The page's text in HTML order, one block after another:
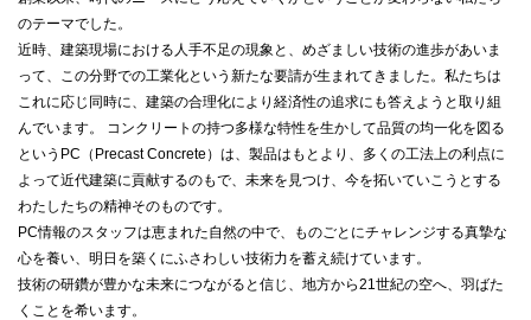
のテーマでした。
近時、建築現場における人手不足の現象と、めざましい技術の進歩があいま
って、この分野での工業化という新たな要請が生まれてきました。私たちは
これに応じ同時に、建築の合理化により経済性の追求にも答えようと取り組
んでいます。 コンクリートの持つ多様な特性を生かして品質の均一化を図る
というPC（Precast Concrete）は、製品はもとより、多くの工法上の利点に
よって近代建築に貢献するのもで、未来を見つけ、今を拓いていこうとする
わたしたちの精神そのものです。
PC情報のスタッフは恵まれた自然の中で、ものごとにチャレンジする真摯な
心を養い、明日を築くにふさわしい技術力を蓄え続けています。
技術の研鑽が豊かな未来につながると信じ、地方から21世紀の空へ、羽ばた
くことを希います。